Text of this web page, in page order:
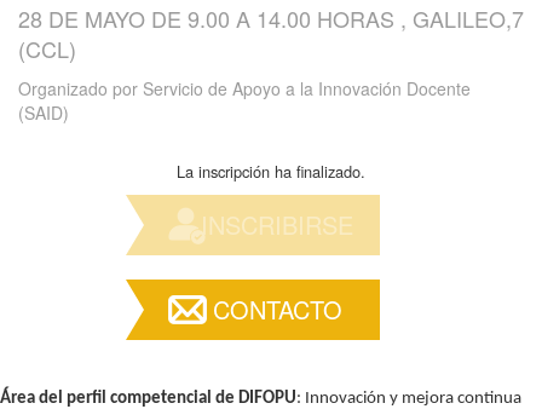
28 DE MAYO DE 9.00 A 14.00 HORAS , GALILEO,7
(CCL)
Organizado por Servicio de Apoyo a la Innovación Docente
(SAID)
La inscripción ha finalizado.
INSCRIBIRSE
CONTACTO
Área del perfil competencial de DIFOPU: Innovación y mejora continua